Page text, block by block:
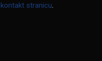
kontakt stranicu.